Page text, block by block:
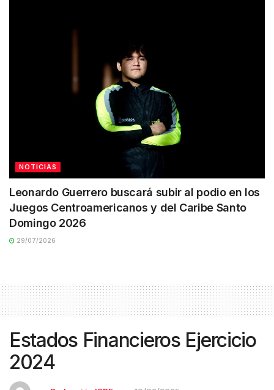
NOTICIAS
Leonardo Guerrero buscará subir al podio en los
Juegos Centroamericanos y del Caribe Santo
Domingo 2026
29/07/2026
Estados Financieros Ejercicio
2024